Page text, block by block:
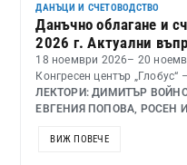
ДАНЪЦИ И СЧЕТОВОДСТВО
Данъчно облагане и
2026 г. Актуални
18 ноември 2026– 20
Конгресен център
ЛЕКТОРИ: ДИМИТЪР
ЕВГЕНИЯ ПОПОВА, РОСЕН
ВИЖ ПОВЕЧЕ